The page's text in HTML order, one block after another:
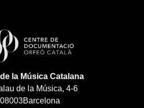
la Música Catalana
de la Música, 4-6
08003Barcelona